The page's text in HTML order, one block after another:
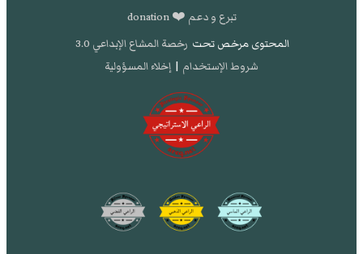
تبرع و دعم ❤️ donation
المحتوى مرخص تحت رخصة المشاع الإبداعي 3.0
شروط الإستخدام | إخلاء المسؤولية